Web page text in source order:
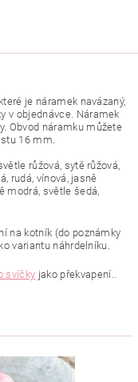
je náramek navázaný,
v objednávce. Náramek
Obvod náramku můžete
16 mm.
růžová, sytě růžová,
rudá, vínová, jasně
modrá, světle šedá,
na kotník (do poznámky
variantu náhrdelníku.
svíčky jako překvapení..